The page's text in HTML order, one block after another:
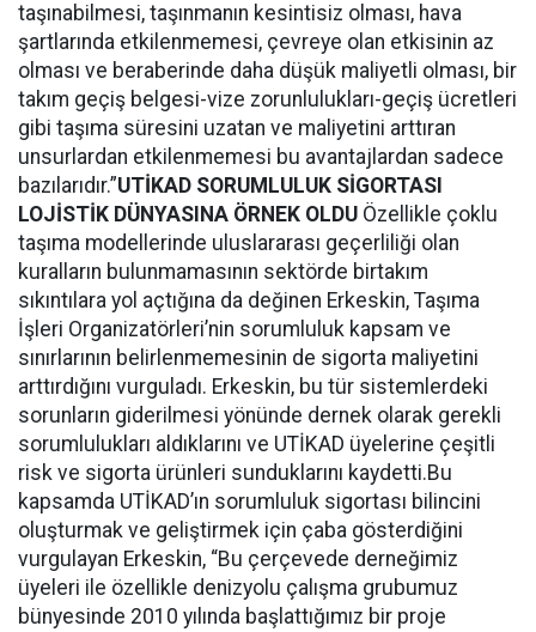
taşınabilmesi, taşınmanın kesintisiz olması, hava
şartlarında etkilenmemesi, çevreye olan etkisinin az
olması ve beraberinde daha düşük maliyetli olması, bir
takım geçiş belgesi-vize zorunlulukları-geçiş ücretleri
gibi taşıma süresini uzatan ve maliyetini arttıran
unsurlardan etkilenmemesi bu avantajlardan sadece
bazılarıdır.”UTİKAD SORUMLULUK SİGORTASI
LOJİSTİK DÜNYASINA ÖRNEK OLDU Özellikle çoklu
taşıma modellerinde uluslararası geçerliliği olan
kuralların bulunmamasının sektörde birtakım
sıkıntılara yol açtığına da değinen Erkeskin, Taşıma
İşleri Organizatörleri’nin sorumluluk kapsam ve
sınırlarının belirlenmemesinin de sigorta maliyetini
arttırdığını vurguladı. Erkeskin, bu tür sistemlerdeki
sorunların giderilmesi yönünde dernek olarak gerekli
sorumlulukları aldıklarını ve UTİKAD üyelerine çeşitli
risk ve sigorta ürünleri sunduklarını kaydetti.Bu
kapsamda UTİKAD’ın sorumluluk sigortası bilincini
oluşturmak ve geliştirmek için çaba gösterdiğini
vurgulayan Erkeskin, “Bu çerçevede derneğimiz
üyeleri ile özellikle denizyolu çalışma grubumuz
bünyesinde 2010 yılında başlattığımız bir proje